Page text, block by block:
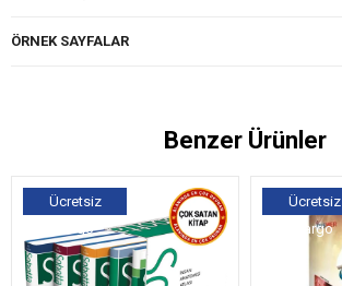
ÖRNEK SAYFALAR
Benzer Ürünler
Ücretsiz
Kargo
Ücretsiz
Kargo